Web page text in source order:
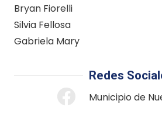
Bryan Fiorelli
Silvia Fellosa
Gabriela Mary
Redes
Municipio de